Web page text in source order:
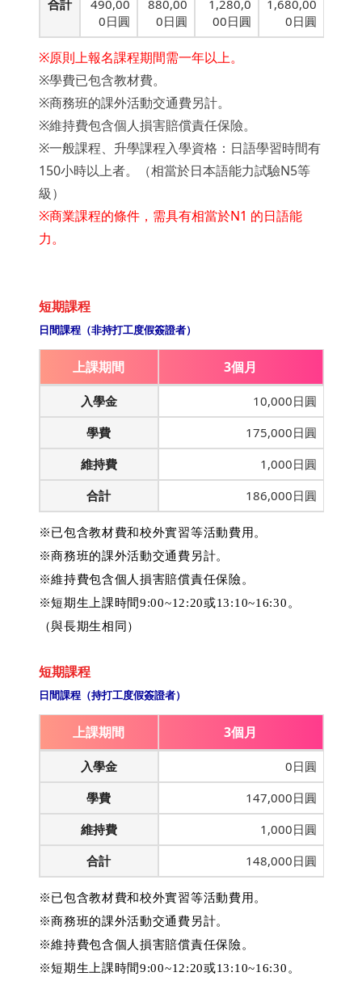
合計
490,00
0日圓
880,00
0日圓
1,280,0
00日圓
1,680,00
0日圓
※原則上報名課程期間需一年以上。
※學費已包含教材費。
※商務班的課外活動交通費另計。
※維持費包含個人損害賠償責任保險。
※一般課程、升學課程入學資格：日語學習時間有
150小時以上者。（相當於日本語能力試驗N5等
級）
※商業課程的條件，需具有相當於N1 的日語能
力。
短期課程
日間課程（非持打工度假簽證者）
上課期間 3個月
入學金
10,000日圓
學費
175,000日圓
維持費
1,000日圓
合計
186,000日圓
※已包含教材費和校外實習等活動費用。
※商務班的課外活動交通費另計。
※維持費包含個人損害賠償責任保險。
※短期生上課時間9:00~12:20或13:10~16:30。
（與長期生相同）
短期課程
日間課程（持打工度假簽證者）
上課期間 3個月
入學金
0日圓
學費
147,000日圓
維持費
1,000日圓
合計
148,000日圓
※已包含教材費和校外實習等活動費用。
※商務班的課外活動交通費另計。
※維持費包含個人損害賠償責任保險。
※短期生上課時間9:00~12:20或13:10~16:30。